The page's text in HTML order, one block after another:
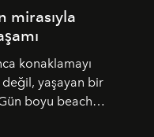
mirasıyla
konaklamayı
yaşayan bir
boyu beach